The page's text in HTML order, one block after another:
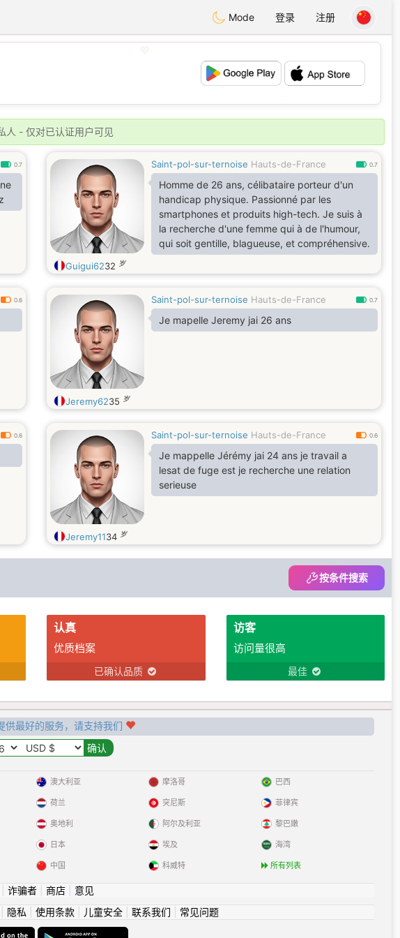
Mode 登录 注册
💕
人 - 仅对已认证用户可见
0.7 Saint-pol-sur-ternoise Hauts-de-France 0.7
Homme de 26 ans, célibataire porteur d'un
handicap physique. Passionné par les
smartphones et produits high-tech. Je suis à
la recherche d'une femme qui à de l'humour,
qui soit gentille, blagueuse, et compréhensive.
Guigui6232 岁
0.6 Saint-pol-sur-ternoise Hauts-de-France 0.7
Je mapelle Jeremy jai 26 ans
Jeremy6235 岁
0.6 Saint-pol-sur-ternoise Hauts-de-France 0.6
Je mappelle Jérémy jai 24 ans je travail a
lesat de fuge est je recherche une relation
serieuse
Jeremy1134 岁
按条件搜索
认真
优质档案
已确认品质
访客
访问量很高
最佳
供最好的服务，请支持我们
澳大利亚
荷兰
奥地利
日本
中国
摩洛哥
突尼斯
阿尔及利亚
埃及
科威特
巴西
菲律宾
黎巴嫩
海湾
所有列表
诈骗者| 商店| 意见
隐私 使用条款 儿童安全 联系我们 常见问题